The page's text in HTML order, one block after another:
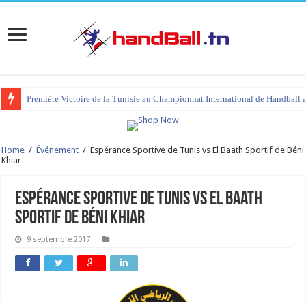
Première Victoire de la Tunisie au Championnat International de Handball
Home / Événement / Espérance Sportive de Tunis vs El Baath Sportif de Béni
Khiar
Espérance Sportive de Tunis vs El Baath
Sportif de Béni Khiar
9 septembre 2017